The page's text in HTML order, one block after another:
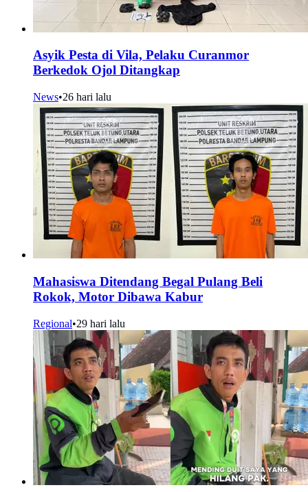
Asyik Pesta di Vila, Pelaku Curanmor
Berkedok Ojol Ditangkap
News•26 hari lalu
Mahasiswa Ditendang Begal Pulang Beli
Rokok, Motor Dibawa Kabur
Regional•29 hari lalu